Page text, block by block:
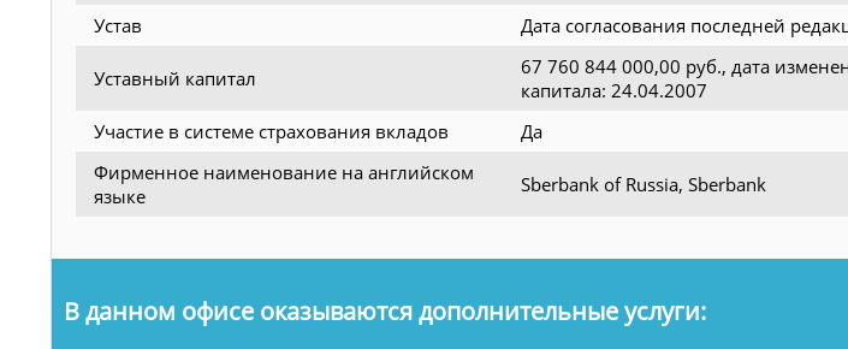
Устав
Дата согласования последней
Уставный капитал
67 760 844 000,00 руб., дата
капитала: 24.04.2007
Участие в системе страхования вкладов
Да
Фирменное наименование на английском
языке
Sberbank of Russia, Sberbank
В данном офисе оказываются дополнительные услуги: